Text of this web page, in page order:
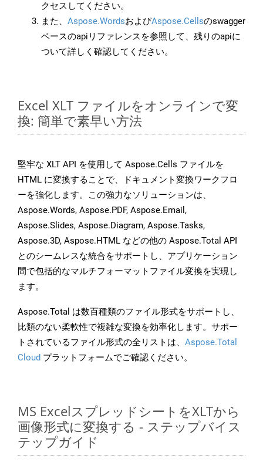
クセスしてください。
また、 Aspose.WordsおよびAspose.Cellsのswagger
ベースのapiリファレンスを参照して、残りのapiに
ついて詳しく確認してください。
Excel XLT ファイルをオンラインで変
換: 簡単で素早い方法
堅牢な XLT API を使用して Aspose.Cells ファイルを
HTML に変換することで、ドキュメント変換ワークフロ
ーを強化します。この強力なソリューションは、
Aspose.Words, Aspose.PDF, Aspose.Email,
Aspose.Slides, Aspose.Diagram, Aspose.Tasks,
Aspose.3D, Aspose.HTML などの他の Aspose.Total API
とのシームレスな統合をサポートし、アプリケーション
間で包括的なマルチフォーマットファイル変換を実現し
ます。
Aspose.Total は数百種類のファイル形式をサポートし、
比類のない柔軟性で複雑な変換を効率化します。サポー
トされているファイル形式の全リストは、 Aspose.Total
Cloud プラットフォームでご確認ください。
MS ExcelスプレッドシートをXLTから
画像形式に変換する - ステップバイス
テップガイド